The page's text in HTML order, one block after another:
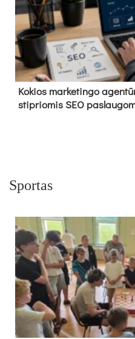
Kokios marketingo
stipriomis SEO
Sportas